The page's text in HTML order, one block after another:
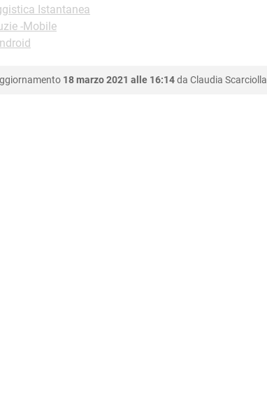
Istantanea
-Mobile
18 marzo 2021 alle 16:14da Claudia Scarciolla